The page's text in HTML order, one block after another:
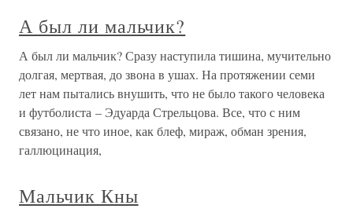
А был ли мальчик?
А был ли мальчик? Сразу наступила тишина, мучительно
долгая, мертвая, до звона в ушах. На протяжении семи
лет нам пытались внушить, что не было такого человека
и футболиста – Эдуарда Стрельцова. Все, что с ним
связано, не что иное, как блеф, мираж, обман зрения,
галлюцинация,
Мальчик Кны